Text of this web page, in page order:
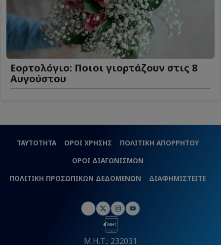
Εορτολόγιο: Ποιοι γιορτάζουν στις 8
Αυγούστου
ΤΑΥΤΟΤΗΤΑ ΟΡΟΙ ΧΡΗΣΗΣ
ΠΟΛΙΤΙΚΗ ΑΠΟΡΡΗΤΟΥ
ΟΡΟΙ ΔΙΑΓΩΝΙΣΜΩΝ
ΠΟΛΙΤΙΚΗ ΠΡΟΣΩΠΙΚΩΝ ΔΕΔΟΜΕΝΩΝ
ΔΙΑΦΗΜΙΣΤΕΙΤΕ
Μ.Η.Τ.: 232031